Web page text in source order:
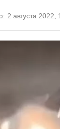
2 августа 2022,